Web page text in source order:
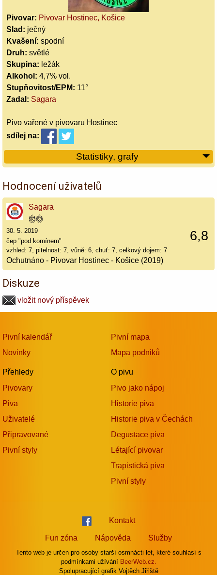
Pivovar: Pivovar Hostinec, Košice
Slad: ječný
Kvašení: spodní
Druh: světlé
Skupina: ležák
Alkohol: 4,7% vol.
Stupňovitost/EPM: 11°
Zadal: Sagara
Pivo vařené v pivovaru Hostinec
sdílej na:
Statistiky, grafy
Hodnocení uživatelů
Sagara
6,8
30. 5. 2019
čep "pod komínem"
vzhled: 7, pitelnost: 7, vůně: 6, chuť: 7, celkový dojem: 7
Ochutnáno - Pivovar Hostinec - Košice (2019)
Diskuze
vložit nový příspěvek
Pivní kalendář
Novinky
Přehledy
Pivovary
Piva
Uživatelé
Připravované
Pivní styly
Pivní mapa
Mapa podniků
O pivu
Pivo jako nápoj
Historie piva
Historie piva v Čechách
Degustace piva
Létající pivovar
Trapistická piva
Pivní styly
Kontakt
Fun zóna Nápověda Služby
Tento web je určen pro osoby starší osmnácti let, které souhlasí s
podmínkami užívání BeerWeb.cz.
Spolupracující grafik Vojtěch Jiřiště